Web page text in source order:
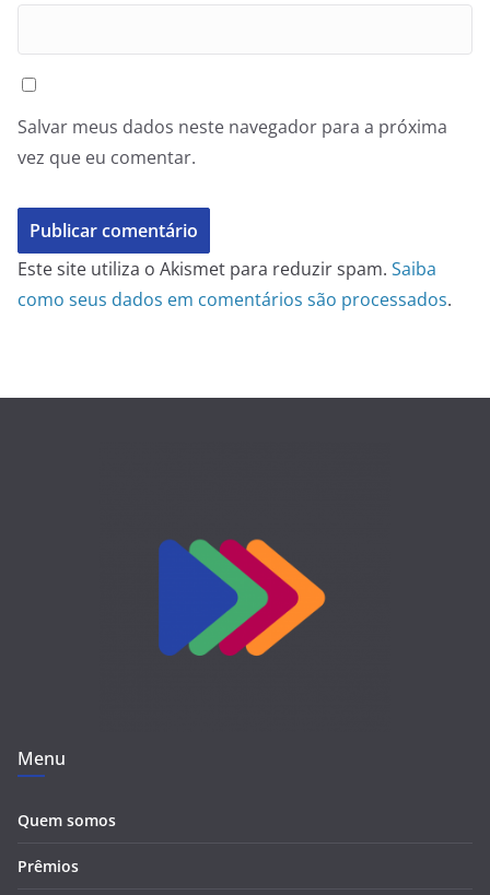
Salvar meus dados neste navegador para a próxima
vez que eu comentar.
Este site utiliza o Akismet para reduzir spam. Saiba
como seus dados em comentários são processados.
Menu
Quem somos
Prêmios